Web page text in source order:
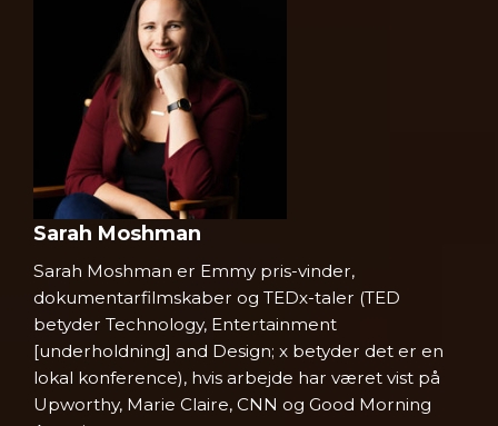
Sarah Moshman
Sarah Moshman er Emmy pris-vinder,
dokumentarfilmskaber og TEDx-taler (TED
betyder Technology, Entertainment
[underholdning] and Design; x betyder det er en
lokal konference), hvis arbejde har været vist på
Upworthy, Marie Claire, CNN og Good Morning